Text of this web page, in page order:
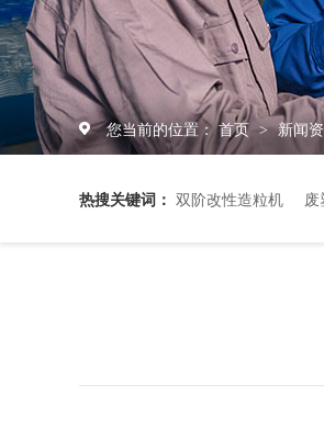
您当前的位置： 首页 > 新闻
热搜关键词： 双阶改性造粒机